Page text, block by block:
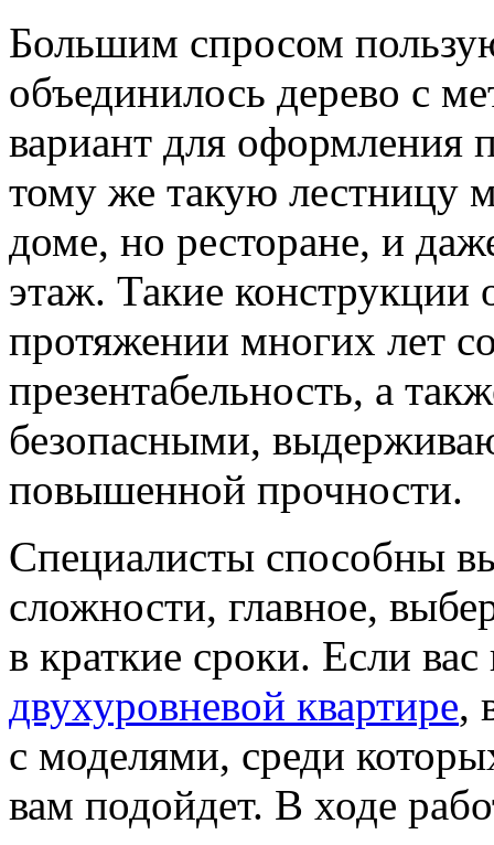
Большим спросом
объединилось дерево с
вариант для
тому же такую лестницу
доме, но ресторане, и
этаж. Такие конструкции
протяжении многих лет
презентабельность, а
безопасными,
повышенной прочности.
Специалисты способны
сложности, главное,
в краткие сроки. Если
двухуровневой квартире,
с моделями, среди
вам подойдет. В ходе